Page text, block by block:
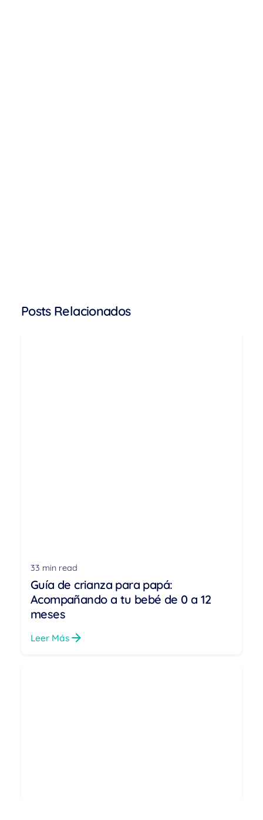
Posts Relacionados
33 min read
Guía de crianza para papá:
Acompañando a tu bebé de 0 a 12
meses
Leer Más